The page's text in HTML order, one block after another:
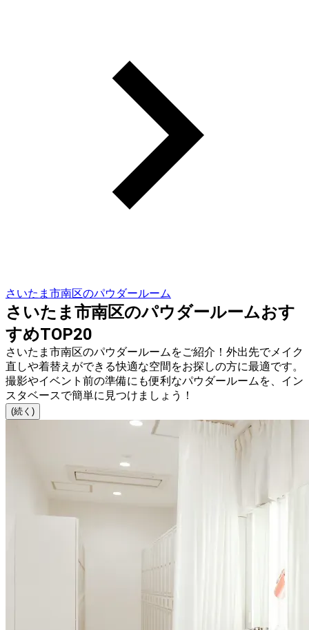
さいたま市南区のパウダールーム
さいたま市南区のパウダールームおす
すめTOP20
さいたま市南区のパウダールームをご紹介！外出先でメイク
直しや着替えができる快適な空間をお探しの方に最適です。
撮影やイベント前の準備にも便利なパウダールームを、イン
スタベースで簡単に見つけましょう！
(続く)